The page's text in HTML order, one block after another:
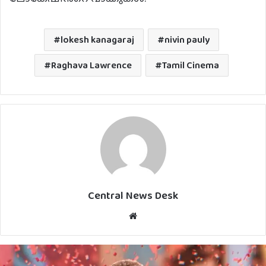
lokesh kanagaraj
nivin pauly
Raghava Lawrence
Tamil Cinema
Central News Desk